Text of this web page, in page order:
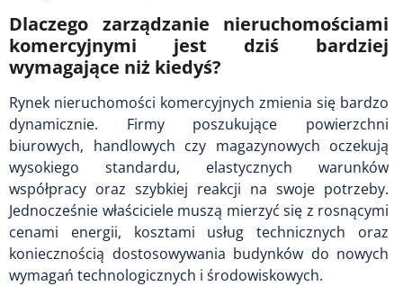
Dlaczego zarządzanie nieruchomościami
komercyjnymi jest dziś bardziej
wymagające niż kiedyś?
Rynek nieruchomości komercyjnych zmienia się bardzo
dynamicznie. Firmy poszukujące powierzchni
biurowych, handlowych czy magazynowych oczekują
wysokiego standardu, elastycznych warunków
współpracy oraz szybkiej reakcji na swoje potrzeby.
Jednocześnie właściciele muszą mierzyć się z rosnącymi
cenami energii, kosztami usług technicznych oraz
koniecznością dostosowywania budynków do nowych
wymagań technologicznych i środowiskowych.